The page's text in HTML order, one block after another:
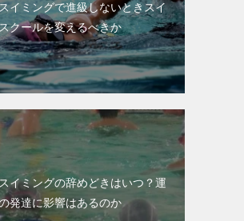
イミングで進級しないときスイ
クールを変えるべきか
イミングの辞めどきはいつ？運
発達に影響はあるのか